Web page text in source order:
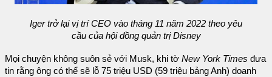
Iger trở lại vị trí CEO vào tháng 11 năm 2022 theo yêu
cầu của hội đồng quản trị Disney
Mọi chuyện không suôn sẻ với Musk, khi tờ New York Times đưa
tin rằng ông có thể sẽ lỗ 75 triệu USD (59 triệu bảng Anh) doanh